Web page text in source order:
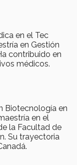
en el Tec
en Gestión
contribuido en
médicos.
Biotecnología en
en el
la Facultad de
Su trayectoria